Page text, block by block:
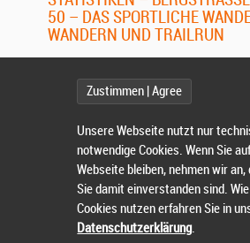
0 – DAS SPORTLICHE
ANDERN UND TRAILRUN
41
Zustimmen | Agree
Unsere Webseite nutzt nur
notwendige Cookies. Wenn Sie
Webseite bleiben, nehmen wir an,
Sie damit einverstanden sind.
Cookies nutzen erfahren Sie in
Datenschutzerklärung.